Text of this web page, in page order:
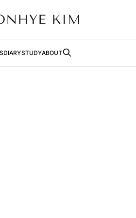
DIARYSTUDYABOUT